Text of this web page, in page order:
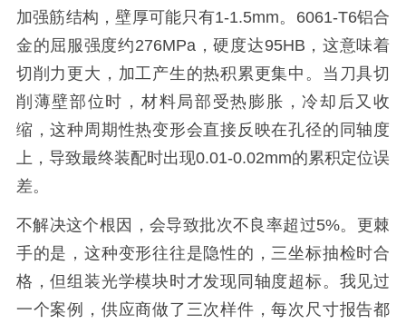
加强筋结构，壁厚可能只有1-1.5mm。6061-T6铝合
金的屈服强度约276MPa，硬度达95HB，这意味着
切削力更大，加工产生的热积累更集中。当刀具切
削薄壁部位时，材料局部受热膨胀，冷却后又收
缩，这种周期性热变形会直接反映在孔径的同轴度
上，导致最终装配时出现0.01-0.02mm的累积定位误
差。
不解决这个根因，会导致批次不良率超过5%。更棘
手的是，这种变形往往是隐性的，三坐标抽检时合
格，但组装光学模块时才发现同轴度超标。我见过
一个案例，供应商做了三次样件，每次尺寸报告都